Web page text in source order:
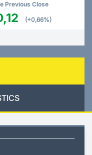
Previous Close
(+0,66%)